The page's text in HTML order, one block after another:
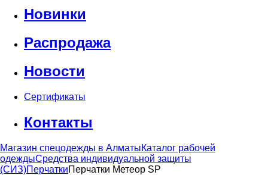
Новинки
Распродажа
Новости
Сертификаты
Контакты
Магазин спецодежды в АлматыКаталог рабочей
одеждыСредства индивидуальной защиты
(СИЗ)ПерчаткиПерчатки Метеор SP